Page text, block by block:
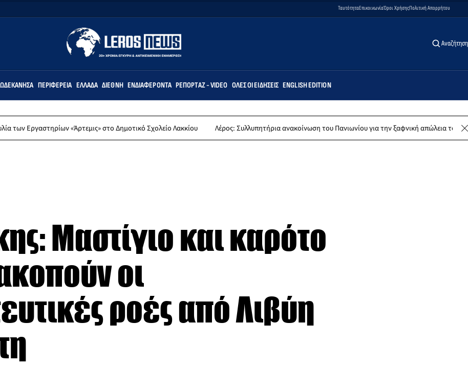
ΤαυτότηταΕπικοινωνίαΌροι ΧρήσηςΠολιτική Απορρήτου
Αναζήτηση
ΠΕΡΙΦΈΡΕΙΑ ΕΛΛΆΔΑ ΔΙΕΘΝΉ ΕΝΔΙΑΦΈΡΟΝΤΑ ΡΕΠΟΡΤΆΖ - VIDEO ΌΛΕΣ ΟΙ ΕΙΔΉΣΕΙΣ ENGLISH EDITION
«Άρτεμις» στο Δημοτικό Σχολείο Λακκίου Λέρος: Συλλυπητήρια ανακοίνωση του Πανιωνίου για την ξαφνική απώλεια του Δημήτρη
Μαστίγιο και καρότο
οι
ροές από Λιβύη